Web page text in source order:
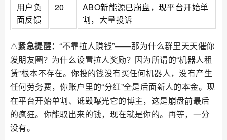
用户负
面反馈
20
ABO新能源已崩盘，现平台开始单
割，大量投诉
⚠️紧急提醒：“不靠拉人赚钱”——那为什么群里天天催你
发朋友圈？为什么设置拉人奖励？因为所谓的“机器人租
赁”根本不存在。你投的钱没有买任何机器人，没有产生
任何劳务费，你账户里的“分红”全是后面新人的本金。现
在平台开始单割、诋毁曝光它的博主，这是崩盘前最后
的疯狂。你能取出来的钱，现在就是你的。再等，一分
没有。